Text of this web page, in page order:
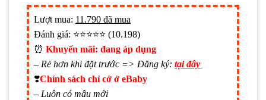
Lượt mua: 11.790 đã mua
Đánh giá: ⭐⭐⭐⭐⭐ (10.198)
‍️⏰ Khuyến mãi: đang áp dụng
– Rẻ hơn khi đặt trước => Đăng ký: tại đây
❣️Chính sách chỉ cở ở eBaby
– Luôn có mẫu mới